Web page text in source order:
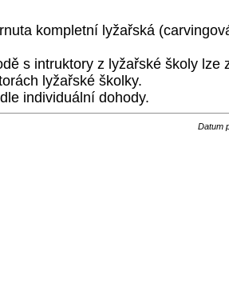
kompletní lyžařská
s intruktory z lyžařské školy lze
lyžařské školky.
individuální dohody.
Datum